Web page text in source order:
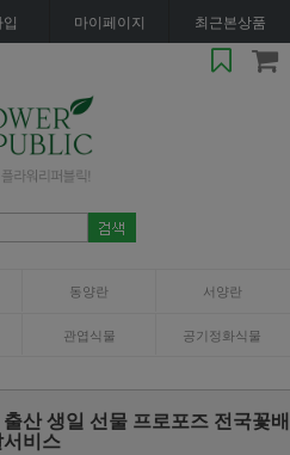
마이페이지 최근본상품
동양란 서양란
관엽식물 공기정화식물
산 생일 선물 프로포즈 전국꽃배
서비스